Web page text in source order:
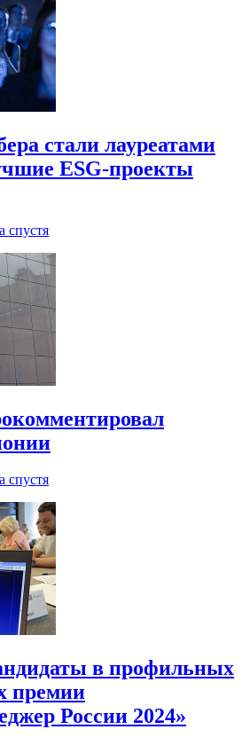
стали лауреатами
ESG-проекты
спустя
спустя
в профильных
премии
России 2024»